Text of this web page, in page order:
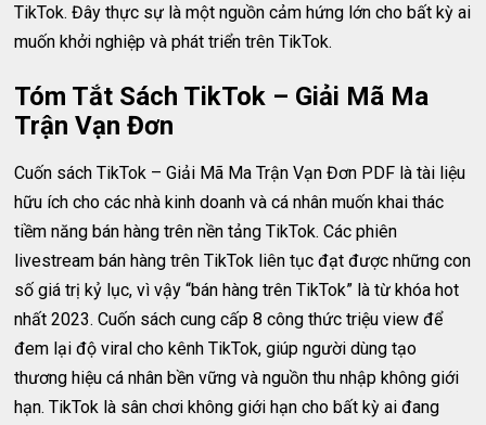
TikTok. Đây thực sự là một nguồn cảm hứng lớn cho bất kỳ ai
muốn khởi nghiệp và phát triển trên TikTok.
Tóm Tắt Sách TikTok – Giải Mã Ma
Trận Vạn Đơn
Cuốn sách TikTok – Giải Mã Ma Trận Vạn Đơn PDF là tài liệu
hữu ích cho các nhà kinh doanh và cá nhân muốn khai thác
tiềm năng bán hàng trên nền tảng TikTok. Các phiên
livestream bán hàng trên TikTok liên tục đạt được những con
số giá trị kỷ lục, vì vậy “bán hàng trên TikTok” là từ khóa hot
nhất 2023. Cuốn sách cung cấp 8 công thức triệu view để
đem lại độ viral cho kênh TikTok, giúp người dùng tạo
thương hiệu cá nhân bền vững và nguồn thu nhập không giới
hạn. TikTok là sân chơi không giới hạn cho bất kỳ ai đang